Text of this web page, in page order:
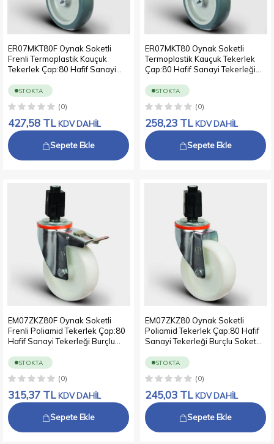
ER07MKT80F Oynak Soketli
Frenli Termoplastik Kauçuk
Tekerlek Çap:80 Hafif Sanayi
Bağlantılı Burçlu Polipropilen
Gri Teker
STOKTA
(0)
427,58 TL KDV DAHİL
Sepete Ekle
ER07MKT80 Oynak Soketli
Termoplastik Kauçuk Tekerlek
Çap:80 Hafif Sanayi Tekerleği
Polipropilen Üzeri Termoplastik
STOKTA
(0)
258,23 TL KDV DAHİL
Sepete Ekle
EM07ZKZ80F Oynak Soketli
Frenli Poliamid Tekerlek Çap:80
Hafif Sanayi Tekerleği Burçlu
STOKTA
(0)
315,37 TL KDV DAHİL
Sepete Ekle
EM07ZKZ80 Oynak Soketli
Poliamid Tekerlek Çap:80 Hafif
Sanayi Tekerleği Burçlu Soket
STOKTA
(0)
245,03 TL KDV DAHİL
Sepete Ekle